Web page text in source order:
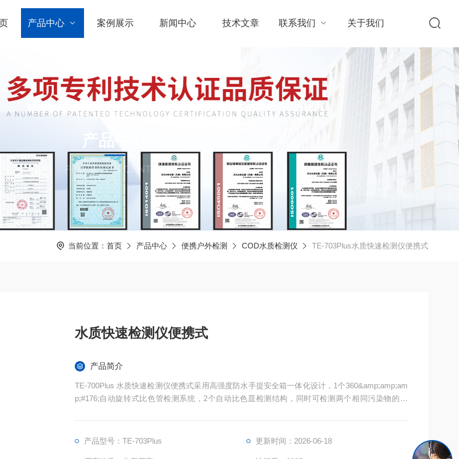
产品中心 案例展示 新闻中心 技术文章 联系我们 关于我们
产品中心
PRODUCTS CENTER
当前位置： 首页 产品中心 便携户外检测 COD水质检测仪 TE-703Plus水质快速检测仪便携式
水质快速检测仪便携式
产品简介
TE-700Plus 水质快速检测仪便携式采用高强度防水手提安全箱一体化设计，1个360&amp;amp;am
p;#176;自动旋转式比色管检测系统，2个自动比色皿检测结构，同时可检测两个相同污染物的水
产品型号：TE-703Plus
更新时间：2026-06-18